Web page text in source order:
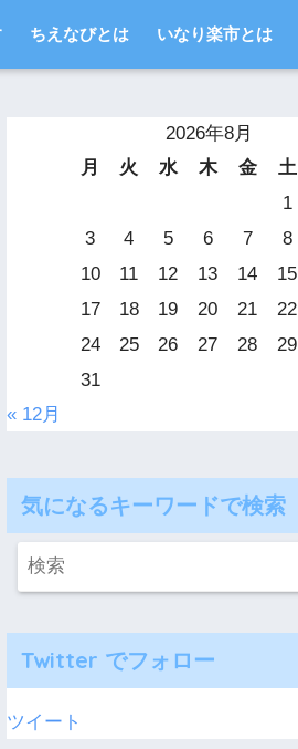
ちえなびとは いなり楽市とは
2026年8月
月
火 水 木 金 土
1
3
4 5 6 7 8
10
11 12 13 14 15
17
18 19 20 21 22
24
25 26 27 28 29
31
« 12月
気になるキーワードで検索
Twitter でフォロー
ツイート